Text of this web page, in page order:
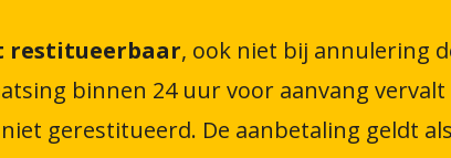
restitueerbaar, ook niet bij annulering
binnen 24 uur voor aanvang
gerestitueerd. De aanbetaling geldt